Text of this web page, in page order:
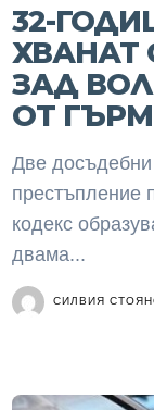
32-
ХВАНАТ
ЗАД
ОТ
Две
престъпление
кодекс
двама...
СИЛВИЯ